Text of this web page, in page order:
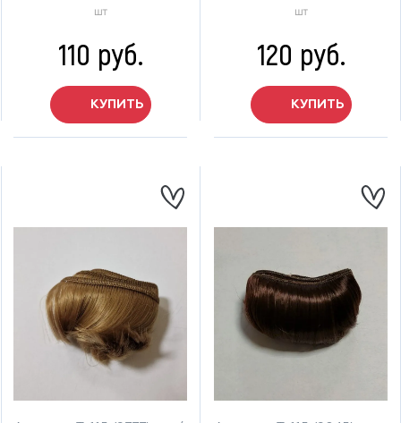
шт
110 руб.
КУПИТЬ
шт
120 руб.
КУПИТЬ